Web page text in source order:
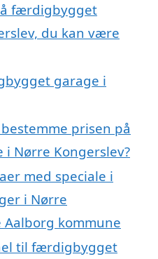
færdigbygget
du kan være
garage i
prisen på
Nørre Kongerslev?
med speciale i
i Nørre
kommune
til færdigbygget